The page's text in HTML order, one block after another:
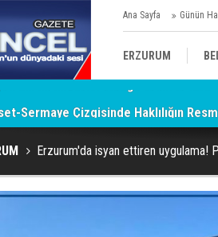
Ana Sayfa Günün
ERZURUM
KÜLTÜR/
Sermaye Çizgisinde Haklılığın
Erzurum'da isyan ettiren uygulama!